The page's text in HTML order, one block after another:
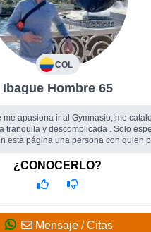
COL
Ibague Hombre 65
me apasiona ir al Gymnasio,!me
tranquila y descomplicada . Solo
esta página una persona con quien
para una relación seria y a largo plazo
¿CONOCERLO?
Mensaje / Citas